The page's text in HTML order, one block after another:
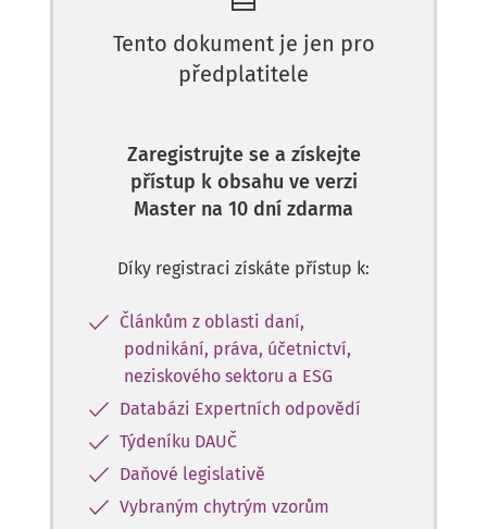
Tento dokument je jen pro
předplatitele
Zaregistrujte se a získejte
přístup k obsahu ve verzi
Master na 10 dní zdarma
Díky registraci získáte přístup k:
Článkům z oblasti daní,
podnikání, práva, účetnictví,
neziskového sektoru a ESG
Databázi Expertních odpovědí
Týdeníku DAUČ
Daňové legislativě
Vybraným chytrým vzorům